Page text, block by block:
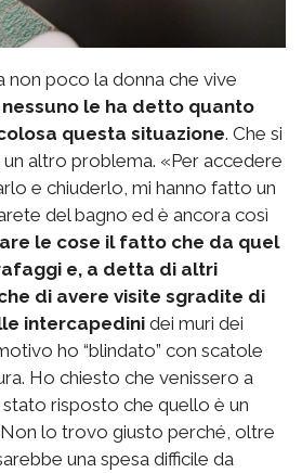
non poco la donna che vive
nessuno le ha detto quanto
questa situazione. Che si
altro problema. «Per accedere
e chiuderlo, mi hanno fatto un
del bagno ed è ancora così
le cose il fatto che da quel
e, a detta di altri
di avere visite sgradite di
intercapedini dei muri dei
ho “blindato” con scatole
Ho chiesto che venissero a
risposto che quello è un
lo trovo giusto perché, oltre
una spesa difficile da